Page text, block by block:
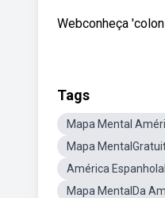
Webconheça
Tags
Mapa Mental
Mapa
América
Mapa MentalDa